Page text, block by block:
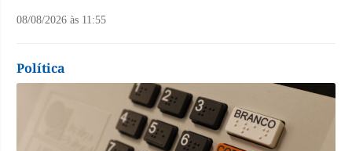
08/08/2026 às 11:55
Política